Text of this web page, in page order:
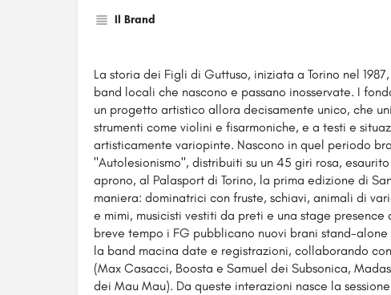
Il Brand
La storia dei Figli di Guttuso, iniziata a Torino nel
band locali che nascono e passano inosservate. I
un progetto artistico allora decisamente unico, che
strumenti come violini e fisarmoniche, e a testi e
artisticamente variopinte. Nascono in quel periodo
"Autolesionismo", distribuiti su un 45 giri rosa,
aprono, al Palasport di Torino, la prima edizione di
maniera: dominatrici con fruste, schiavi, animali di
e mimi, musicisti vestiti da preti e una stage
breve tempo i FG pubblicano nuovi brani stand-
la band macina date e registrazioni, collaborando
(Max Casacci, Boosta e Samuel dei Subsonica,
dei Mau Mau). Da queste interazioni nasce la